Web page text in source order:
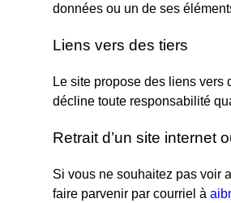
données ou un de ses
Liens vers des tiers
Le site propose des liens vers
décline toute responsabilité
Retrait d’un site internet
Si vous ne souhaitez pas voir
faire parvenir par courriel à